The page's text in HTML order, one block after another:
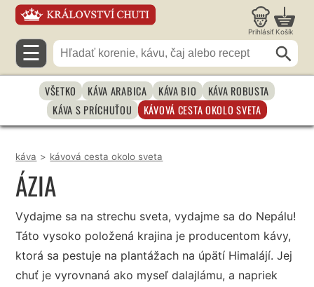
Prihlásiť Košík
☰
VŠETKO KÁVA ARABICA KÁVA BIO
KÁVA ROBUSTA
KÁVA S PRÍCHUŤOU
KÁVOVÁ CESTA OKOLO SVETA
káva > kávová cesta okolo sveta
ÁZIA
Vydajme sa na strechu sveta, vydajme sa do Nepálu!
Táto vysoko položená krajina je producentom kávy,
ktorá sa pestuje na plantážach na úpätí Himalájí. Jej
chuť je vyrovnaná ako myseľ dalajlámu, a napriek